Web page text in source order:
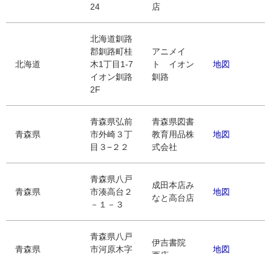
24
店
北海道
北海道釧路
郡釧路町桂
木1丁目1-7
イオン釧路
2F
アニメイ
ト イオン
釧路
地図
青森県
青森県弘前
市外崎３丁
目３−２２
青森県図書
教育用品株
式会社
地図
青森県
青森県八戸
市湊高台２
－１－３
成田本店み
なと高台店
地図
青森県
青森県八戸
市河原木字
伊吉書院
地図